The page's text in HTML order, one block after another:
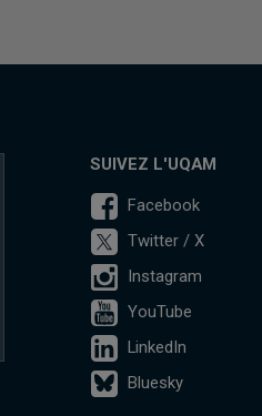
SUIVEZ L'UQAM
Facebook
Twitter / X
Instagram
YouTube
LinkedIn
Bluesky